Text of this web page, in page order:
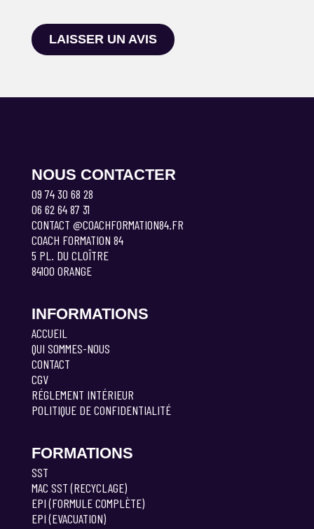
LAISSER UN AVIS
NOUS CONTACTER
09 74 30 68 28
06 62 64 87 31
CONTACT @COACHFORMATION84.FR
COACH FORMATION 84
5 PL. DU CLOÎTRE
84100 ORANGE
INFORMATIONS
ACCUEIL
QUI SOMMES-NOUS
CONTACT
CGV
RÉGLEMENT INTÉRIEUR
POLITIQUE DE CONFIDENTIALITÉ
FORMATIONS
SST
MAC SST (RECYCLAGE)
EPI (FORMULE COMPLÈTE)
EPI (EVACUATION)